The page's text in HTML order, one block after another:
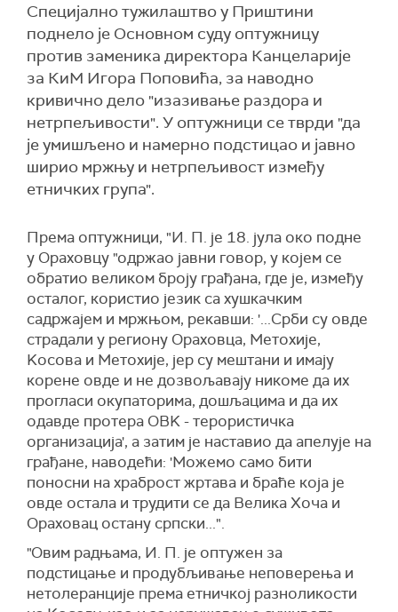
Специјално тужилаштво у Приштини
поднело је Основном суду оптужницу
против заменика директора Канцеларије
за КиМ Игора Поповића, за наводно
кривично дело "изазивање раздора и
нетрпељивости". У оптужници се тврди "да
је умишљено и намерно подстицао и јавно
ширио мржњу и нетрпељивост између
етничких група".
Према оптужници, "И. П. је 18. јула око подне
у Ораховцу "одржао јавни говор, у којем се
обратио великом броју грађана, где је, између
осталог, користио језик са хушкачким
садржајем и мржњом, рекавши: '...Срби су овде
страдали у региону Ораховца, Метохије,
Kосова и Метохије, јер су мештани и имају
корене овде и не дозвољавају никоме да их
прогласи окупаторима, дошљацима и да их
одавде протера ОВK - терористичка
организација', а затим је наставио да апелује на
грађане, наводећи: 'Можемо само бити
поносни на храброст жртава и браће која је
овде остала и трудити се да Велика Хоча и
Ораховац остану српски...".
"Овим радњама, И. П. је оптужен за
подстицање и продубљивање неповерења и
нетолеранције према етничкој разноликости